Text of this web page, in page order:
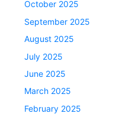
October 2025
September 2025
August 2025
July 2025
June 2025
March 2025
February 2025